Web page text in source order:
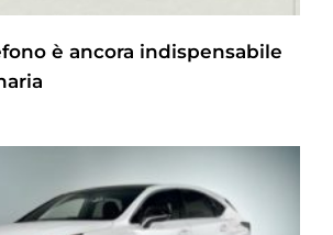
è ancora indispensabile